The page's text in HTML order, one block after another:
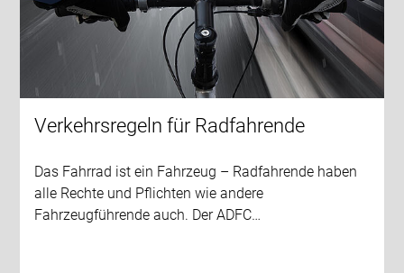
Verkehrsregeln für Radfahrende
Das Fahrrad ist ein Fahrzeug – Radfahrende haben
alle Rechte und Pflichten wie andere
Fahrzeugführende auch. Der ADFC…